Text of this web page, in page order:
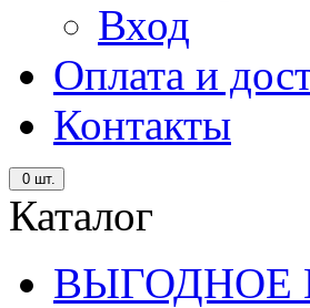
Вход
Оплата и
Контакты
0 шт.
Каталог
ВЫГОДНОЕ